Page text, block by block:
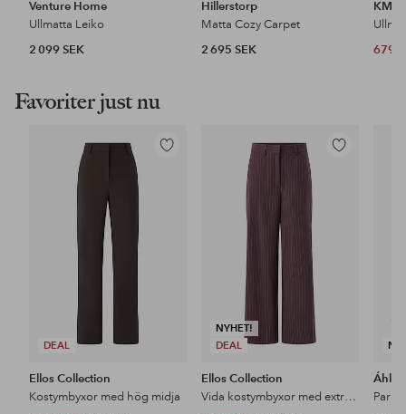
Venture Home
Ullmatta Leiko
2 099 SEK
Hillerstorp
Matta Cozy Carpet
2 695 SEK
KM
679
Favoriter just nu
DEAL
Lägg
Ellos Collection
Kostymbyxor med hög midja
NYHET!
DEAL
Lägg
Ellos Collection
Vida kostymbyxor med extra hög midja